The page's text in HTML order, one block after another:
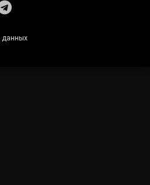
Telegram
данных